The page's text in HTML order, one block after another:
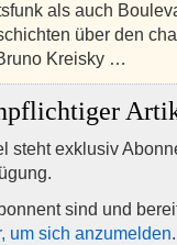
als auch
über den
Kreisky …
steht exklusiv
sind und
um sich anzumelden.